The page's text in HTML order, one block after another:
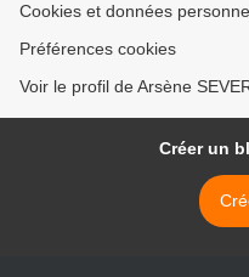
Cookies et données
Préférences cookies
Voir le profil de Arsène
Créer un